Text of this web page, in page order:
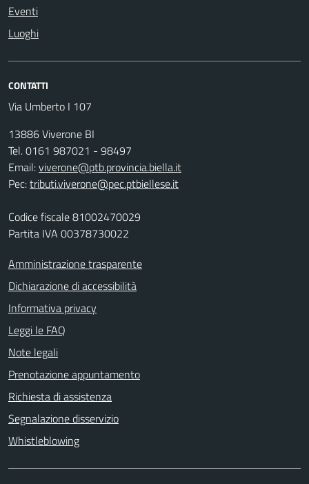
Eventi
Luoghi
CONTATTI
Via Umberto I 107
13886 Viverone BI
Tel. 0161 987021 - 98497
Email:viverone@ptb.provincia.biella.it
Pec:tributi.viverone@pec.ptbiellese.it
Codice fiscale 81002470029
Partita IVA 00378730022
Amministrazione trasparente
Dichiarazione di accessibilità
Informativa privacy
Leggi le FAQ
Note legali
Prenotazione appuntamento
Richiesta di assistenza
Segnalazione disservizio
Whistleblowing